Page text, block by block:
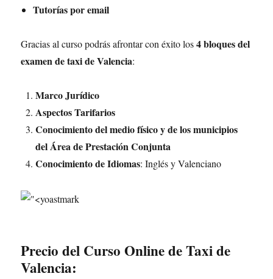
Tutorías por email
Gracias al curso podrás afrontar con éxito los4 bloques del
examen de taxi de Valencia:
Marco Jurídico
Aspectos Tarifarios
Conocimiento del medio físico y de los municipios
del Área de Prestación Conjunta
Conocimiento de Idiomas: Inglés y Valenciano
Precio del Curso Online de Taxi de
Valencia: